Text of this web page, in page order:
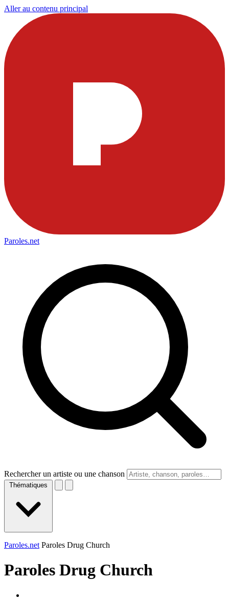
Aller au contenu principal
Paroles.net
Rechercher un artiste ou une chanson
Thématiques
Paroles.net Paroles Drug Church
Paroles Drug Church